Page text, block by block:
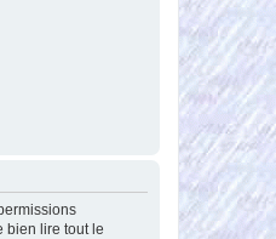
bien lire tout le